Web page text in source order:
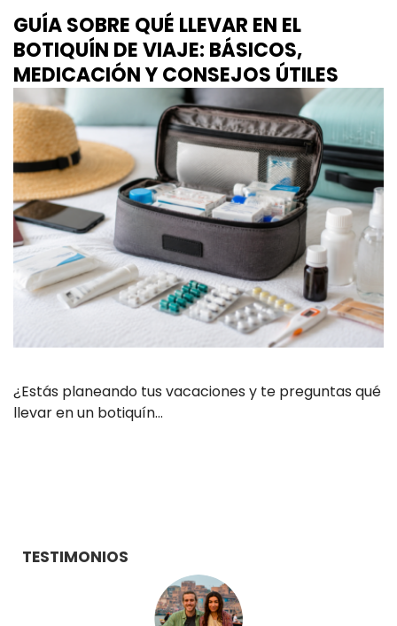
GUÍA SOBRE QUÉ LLEVAR EN EL
BOTIQUÍN DE VIAJE: BÁSICOS,
MEDICACIÓN Y CONSEJOS ÚTILES
¿Estás planeando tus vacaciones y te preguntas qué
llevar en un botiquín…
TESTIMONIOS